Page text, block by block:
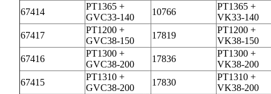
67414
PT1365 +
GVC33-140
10766
PT1365 +
VK33-140
67417
PT1200 +
GVC38-150
17819
PT1200 +
VK38-150
67416
PT1300 +
GVC38-200
17836
PT1300 +
VK38-200
67415
PT1310 +
GVC38-200
17830
PT1310 +
VK38-200